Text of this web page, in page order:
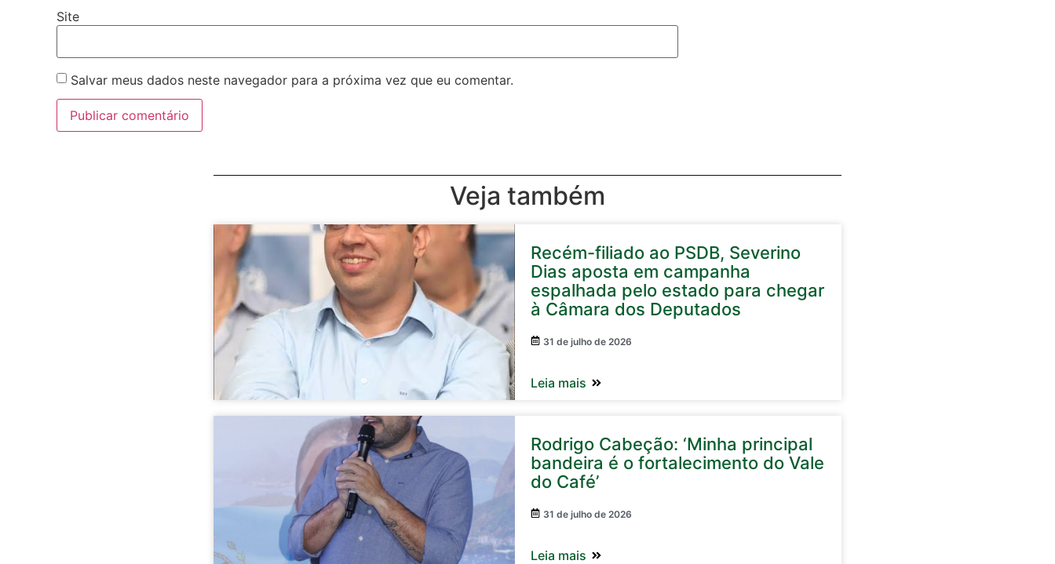
Site
Salvar meus dados neste navegador para a próxima vez que eu comentar.
Veja também
Recém-filiado ao PSDB, Severino
Dias aposta em campanha
espalhada pelo estado para chegar
à Câmara dos Deputados
31 de julho de 2026
Leia mais
Rodrigo Cabeção: ‘Minha principal
bandeira é o fortalecimento do Vale
do Café’
31 de julho de 2026
Leia mais